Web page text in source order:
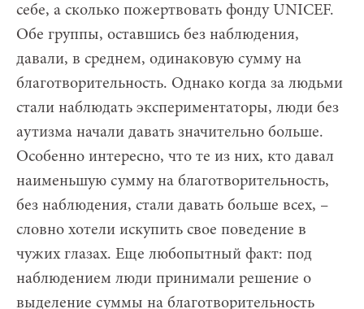
себе, а сколько пожертвовать фонду UNICEF.
Обе группы, оставшись без наблюдения,
давали, в среднем, одинаковую сумму на
благотворительность. Однако когда за людьми
стали наблюдать экспериментаторы, люди без
аутизма начали давать значительно больше.
Особенно интересно, что те из них, кто давал
наименьшую сумму на благотворительность,
без наблюдения, стали давать больше всех, –
словно хотели искупить свое поведение в
чужих глазах. Еще любопытный факт: под
наблюдением люди принимали решение о
выделение суммы на благотворительность